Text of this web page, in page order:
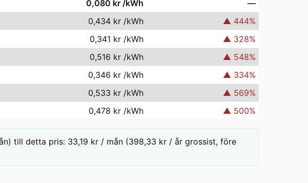
0,080 kr /kWh
—
0,434 kr /kWh ▲ 444%
0,341 kr /kWh ▲ 328%
0,516 kr /kWh ▲ 548%
0,346 kr /kWh ▲ 334%
0,533 kr /kWh ▲ 569%
0,478 kr /kWh ▲ 500%
till detta pris: 33,19 kr / mån (398,33 kr / år grossist, före